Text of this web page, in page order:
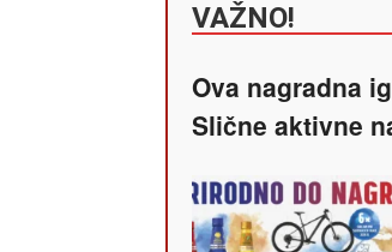
VAŽNO!
Ova nagradna
Slične aktivne